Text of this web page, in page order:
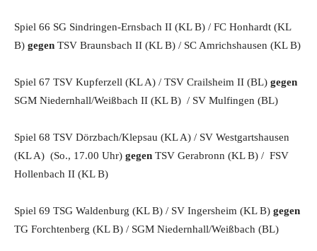
Spiel 66 SG Sindringen-Ernsbach II (KL B) / FC Honhardt (KL
B) gegen TSV Braunsbach II (KL B) / SC Amrichshausen (KL B)
Spiel 67 TSV Kupferzell (KL A) / TSV Crailsheim II (BL) gegen
SGM Niedernhall/Weißbach II (KL B) / SV Mulfingen (BL)
Spiel 68 TSV Dörzbach/Klepsau (KL A) / SV Westgartshausen
(KL A) (So., 17.00 Uhr) gegen TSV Gerabronn (KL B) / FSV
Hollenbach II (KL B)
Spiel 69 TSG Waldenburg (KL B) / SV Ingersheim (KL B) gegen
TG Forchtenberg (KL B) / SGM Niedernhall/Weißbach (BL)